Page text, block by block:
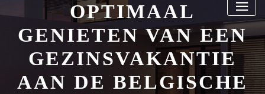
OPTIMAAL
GENIETEN VAN EEN
GEZINSVAKANTIE
AAN DE BELGISCHE